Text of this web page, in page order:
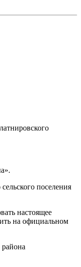
поселения
настоящее
на официальном